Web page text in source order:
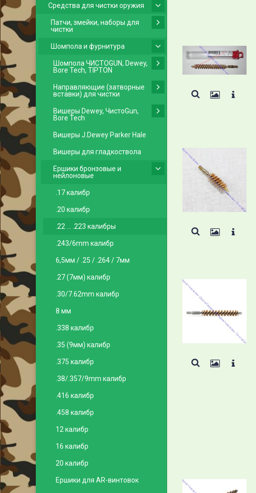
Средства для чистки оружия
Патчи, змейки, наборы для
чистки
Шомпола и фурнитура
Шомпола ЧИСТОGUN, Dewey,
Bore Tech, TIPTON
Направляющие (затворные
вставки) для чистки
Вишеры Dewey, ЧистоGun,
Bore Tech
Вишеры J.Dewey Parker Hale
Вишеры для гладкоствола
Ершики бронзовые и
нейлоновые
.17 калибр
.20 калибр
.22 ... .223 калибры
.243/6mm калибр
6,5мм / .25 / .264 / 7мм
.27 (7мм) калибр
.30/7.62mm калибр
8 мм
.338 калибр
.35 (9мм) калибр
.375 калибр
.38/.357/9mm калибр
.416 калибр
.458 калибр
12 калибр
16 калибр
20 калибр
Ершики для AR-винтовок